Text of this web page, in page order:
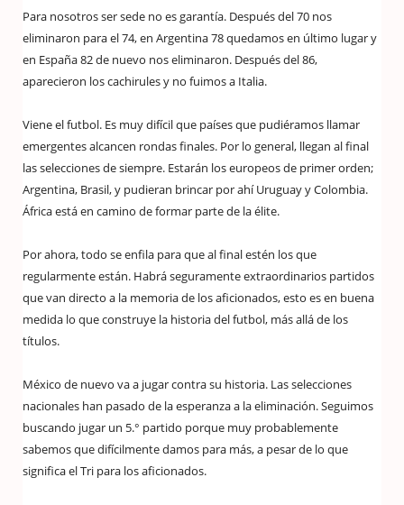
Para nosotros ser sede no es garantía. Después del 70 nos
eliminaron para el 74, en Argentina 78 quedamos en último lugar y
en España 82 de nuevo nos eliminaron. Después del 86,
aparecieron los cachirules y no fuimos a Italia.
Viene el futbol. Es muy difícil que países que pudiéramos llamar
emergentes alcancen rondas finales. Por lo general, llegan al final
las selecciones de siempre. Estarán los europeos de primer orden;
Argentina, Brasil, y pudieran brincar por ahí Uruguay y Colombia.
África está en camino de formar parte de la élite.
Por ahora, todo se enfila para que al final estén los que
regularmente están. Habrá seguramente extraordinarios partidos
que van directo a la memoria de los aficionados, esto es en buena
medida lo que construye la historia del futbol, más allá de los
títulos.
México de nuevo va a jugar contra su historia. Las selecciones
nacionales han pasado de la esperanza a la eliminación. Seguimos
buscando jugar un 5.° partido porque muy probablemente
sabemos que difícilmente damos para más, a pesar de lo que
significa el Tri para los aficionados.